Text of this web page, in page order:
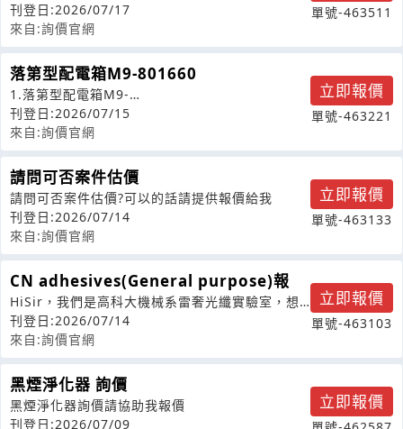
刊登日:2026/07/17
來自:詢價官網
單號-463511
落第型配電箱M9-801660
1.落第型配電箱M9-
801660W800*H1600+H100*D600/SS
刊登日:2026/07/15
來自:詢價官網
立即報價
單號-463221
請問可否案件估價
請問可否案件估價?可以的話請提供報價給我
刊登日:2026/07/14
來自:詢價官網
立即報價
單號-463133
CN adhesives(General purpose)報
HiSir，我們是高科大機械系雷奢光纖實驗室，想
詢問此款膠水報價。用途為黏貼於金
刊登日:2026/07/14
來自:詢價官網
立即報價
單號-463103
黑煙淨化器 詢價
黑煙淨化器詢價請協助我報價
刊登日:2026/07/09
立即報價